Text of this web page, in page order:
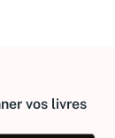
vos livres